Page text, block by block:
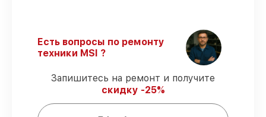
восстановление материнской платы Z270
TOMAHAWK OPT BOOST выполняется
строго в оговоренные сроки.
– все работы по
восстановлению проводятся с
официальной гарантией.
Есть вопросы по ремонту
техники MSI ?
Запишитесь на ремонт и получите
скидку -25%